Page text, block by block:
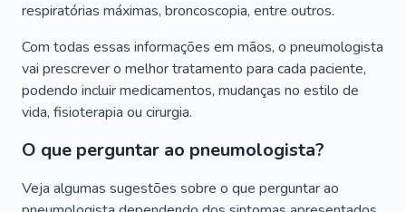
respiratórias máximas, broncoscopia, entre outros.
Com todas essas informações em mãos, o pneumologista
vai prescrever o melhor tratamento para cada paciente,
podendo incluir medicamentos, mudanças no estilo de
vida, fisioterapia ou cirurgia.
O que perguntar ao pneumologista?
Veja algumas sugestões sobre o que perguntar ao